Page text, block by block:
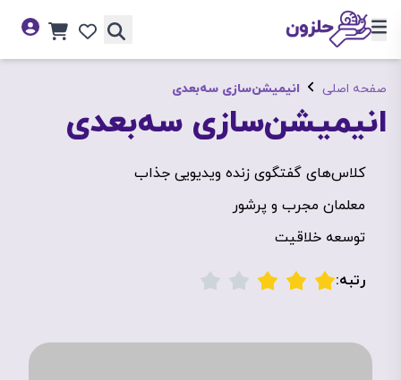
صفحه اصلی انیمیشن‌سازی سه‌بعدی
انیمیشن‌سازی سه‌بعدی
کلاس‌های گفتگوی زنده ویدیویی جذاب
معلمان مجرب و پرشور
توسعه خلاقیت
رتبه: